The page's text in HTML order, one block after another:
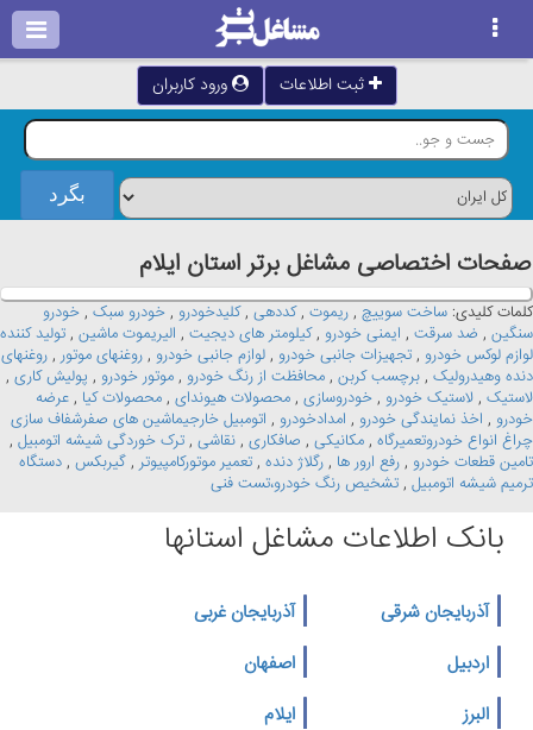
ثبت اطلاعات ورود کاربران
صفحات اختصاصی مشاغل برتر استان ايلام
کلمات کلیدی: ساخت سوییچ , ریموت ,کددهی ,کلیدخودرو , خودرو سبک , خودرو
سنگین , ضد سرقت , ایمنی خودرو ,کیلومتر های دیجیت , الیریموت ماشین , تولید کننده
لوازم لوکس خودرو , تجهیزات جانبی خودرو , لوازم جانبی خودرو , روغنهای موتور , روغنهای
دنده وهیدرولیک , برچسب کربن , محافظت از رنگ خودرو , موتور خودرو , پولیش کاری ,
لاستیک , لاستیک خودرو , خودروسازی , محصولات هیوندای , محصولات کیا , عرضه
خودرو , اخذ نمایندگی خودرو , امدادخودرو , اتومبیل خارجیماشین های صفرشفاف سازی
چراغ انواع خودروتعمیرگاه , مکانیکی , صافکاری , نقاشی , ترک خوردگی شیشه اتومبیل ,
تامین قطعات خودرو , رفع ارور ها , رگلاژ دنده , تعمیر موتورکامپیوتر , گیربکس , دستگاه
ترمیم شیشه اتومبیل , تشخیص رنگ خودرو،تست فنی
بانک اطلاعات مشاغل استانها
آذربایجان شرقی
آذربایجان غربی
اردبیل
اصفهان
البرز
ایلام